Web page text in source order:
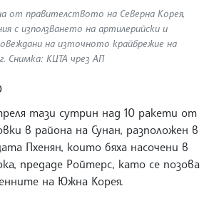
от правителството на Северна Корея,
с използването на артилерийски и
на източното крайбрежие на
Снимка: КЦТА чрез АП
тази сутрин над 10 ракети от
в района на Сунан, разположен в
Пхенян, които бяха насочени в
предаде Ройтерс, като се позова
на Южна Корея.